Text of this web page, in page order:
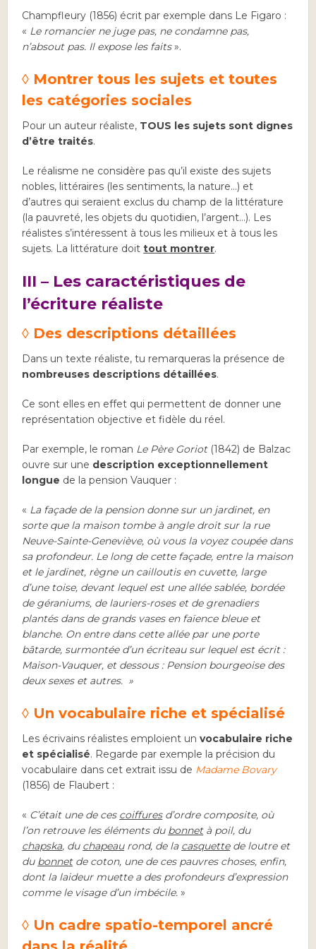
Champfleury (1856) écrit par exemple dans Le Figaro :
« Le romancier ne juge pas, ne condamne pas,
n’absout pas. Il expose les faits».
◊ Montrer tous les sujets et toutes
les catégories sociales
Pour un auteur réaliste, TOUS les sujets sont dignes
d’être traités.
Le réalisme ne considère pas qu’il existe des sujets
nobles, littéraires (les sentiments, la nature…) et
d’autres qui seraient exclus du champ de la littérature
(la pauvreté, les objets du quotidien, l’argent…). Les
réalistes s’intéressent à tous les milieux et à tous les
sujets. La littérature doittout montrer.
III – Les caractéristiques de
l’écriture réaliste
◊ Des descriptions détaillées
Dans un texte réaliste, tu remarqueras la présence de
nombreuses descriptions détaillées.
Ce sont elles en effet qui permettent de donner une
représentation objective et fidèle du réel.
Par exemple, le roman Le Père Goriot(1842) de Balzac
ouvre sur une description exceptionnellement
longue de la pension Vauquer :
« La façade de la pension donne sur un jardinet, en
sorte que la maison tombe à angle droit sur la rue
Neuve-Sainte-Geneviève, où vous la voyez coupée dans
sa profondeur. Le long de cette façade, entre la maison
et le jardinet, règne un cailloutis en cuvette, large
d’une toise, devant lequel est une allée sablée, bordée
de géraniums, de lauriers-roses et de grenadiers
plantés dans de grands vases en faïence bleue et
blanche. On entre dans cette allée par une porte
bâtarde, surmontée d’un écriteau sur lequel est écrit :
Maison-Vauquer, et dessous : Pension bourgeoise des
deux sexes et autres. »
◊ Un vocabulaire riche et spécialisé
Les écrivains réalistes emploient unvocabulaire riche
et spécialisé. Regarde par exemple la précision du
vocabulaire dans cet extrait issu de Madame Bovary
(1856) de Flaubert :
« C’était une de ces coiffuresd’ordre composite, où
l’on retrouve les éléments du bonnetà poil, du
chapska, du chapeaurond, de la casquettede loutre et
du bonnetde coton, une de ces pauvres choses, enfin,
dont la laideur muette a des profondeurs d’expression
comme le visage d’un imbécile.»
◊ Un cadre spatio-temporel ancré